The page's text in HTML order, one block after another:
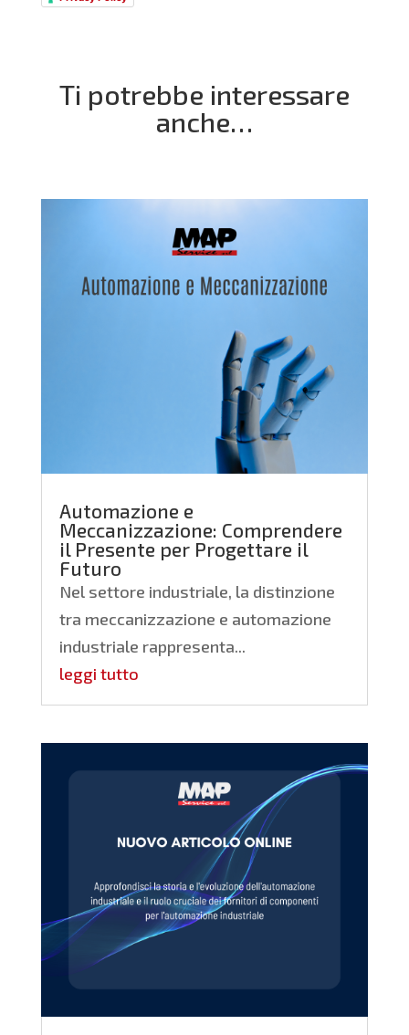
Ti potrebbe interessare
anche…
Automazione e
Meccanizzazione: Comprendere
il Presente per Progettare il
Futuro
Nel settore industriale, la distinzione
tra meccanizzazione e automazione
industriale rappresenta...
leggi tutto